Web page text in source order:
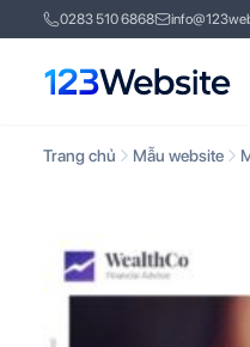
0283 510 6868
Trang chủ Mẫu website